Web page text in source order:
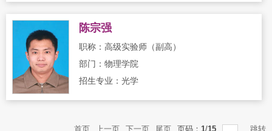
陈宗强
职称：高级实验师（副高）
部门：物理学院
招生专业：光学
首页 上一页 下一页 尾页 页码： 1/15 跳转